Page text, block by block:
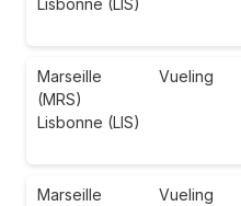
Marseille
(MRS)
Lisbonne (LIS)
Vueling
Marseille
Vueling